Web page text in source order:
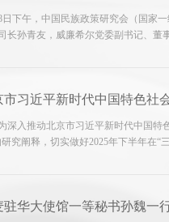
日下午，中国民族政策研究会（国家
长孙青友，威廉希尔党委副书记、董
市习近平新时代中国特色社
入推动北京市习近平新时代中国特色
研究阐释，切实做好2025年下半年在“
驻华大使馆一等秘书孙魏一